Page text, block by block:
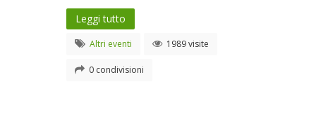
Leggi tutto
Altri eventi 1989 visite
0 condivisioni